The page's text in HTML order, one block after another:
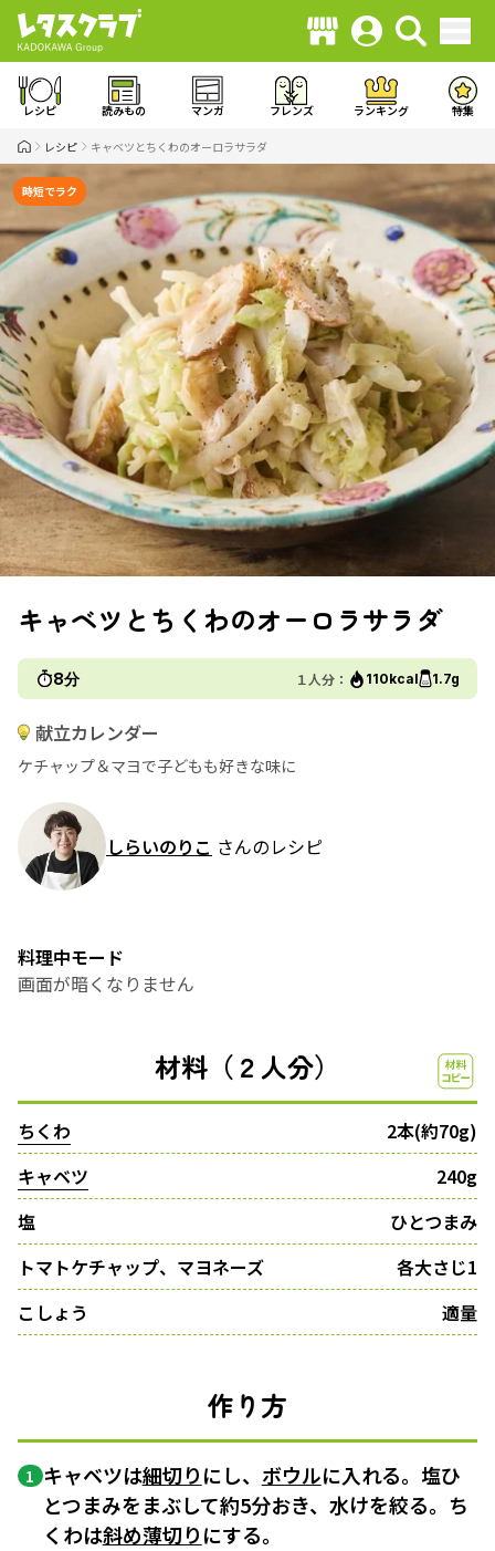
レシピ 読みもの マンガ フレンズ ランキング 特集
レシピ キャベツとちくわのオーロラサラダ
時短でラク
キャベツとちくわのオーロラサラダ
8分 １人分： 110kcal 1.7g
献立カレンダー
ケチャップ＆マヨで子どもも好きな味に
しらいのりこ さんのレシピ
料理中モード
画面が暗くなりません
材料（２人分）
ちくわ
2本(約70g)
キャベツ
240g
塩
ひとつまみ
トマトケチャップ、マヨネーズ
各大さじ1
こしょう
適量
作り方
1 キャベツは細切りにし、 ボウルに入れる。塩ひ
とつまみをまぶして約5分おき、水けを絞る。ち
くわは斜め薄切りにする。